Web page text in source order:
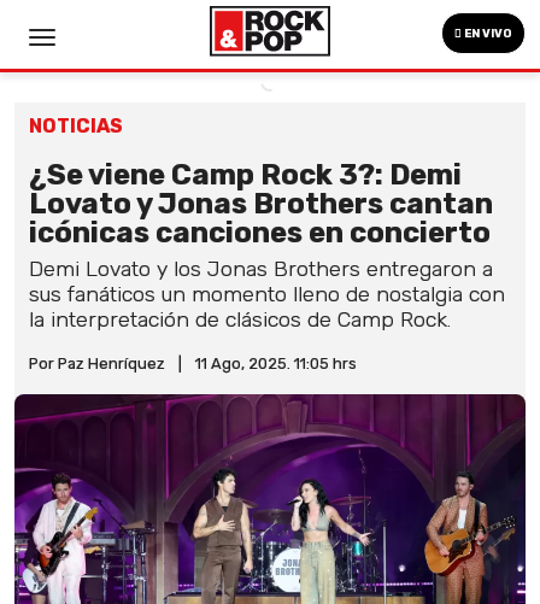
EN VIVO
NOTICIAS
¿Se viene Camp Rock 3?: Demi
Lovato y Jonas Brothers cantan
icónicas canciones en concierto
Demi Lovato y los Jonas Brothers entregaron a
sus fanáticos un momento lleno de nostalgia con
la interpretación de clásicos de Camp Rock.
Por Paz Henríquez 11 Ago, 2025. 11:05 hrs